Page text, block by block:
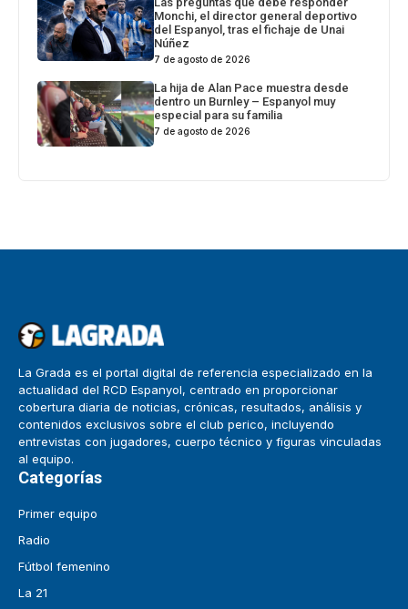
Monchi, el director general deportivo
del Espanyol, tras el fichaje de Unai
Núñez
7 de agosto de 2026
La hija de Alan Pace muestra desde
dentro un Burnley – Espanyol muy
especial para su familia
7 de agosto de 2026
La Grada es el portal digital de referencia especializado en la
actualidad del RCD Espanyol, centrado en proporcionar
cobertura diaria de noticias, crónicas, resultados, análisis y
contenidos exclusivos sobre el club perico, incluyendo
entrevistas con jugadores, cuerpo técnico y figuras vinculadas
al equipo.
Categorías
Primer equipo
Radio
Fútbol femenino
La 21